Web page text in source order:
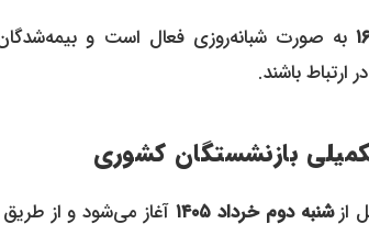
به صورت شبانه‌روزی فعال است و
باشند.
بازنشستگان کشوری
ازشنبه دوم خرداد ۱۴۰۵ آغاز می‌شود و از